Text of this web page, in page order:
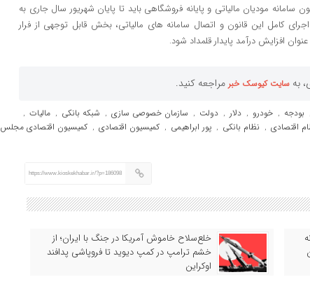
مودیان مالیاتی و پایانه فروشگاهی باید تا پایان شهریور سال جاری به
کامل این قانون و اتصال سامانه های مالیاتی، بخش قابل توجهی از فرار
افزایش درآمد پایدار قلمداد شود.
به سایت کیوسک خبر مراجعه کنید.
بودجه , خودرو , دلار , دولت , سازمان خصوصی سازی , شبکه بانکی , مالیات ,
اقتصادی , نظام بانکی , پور ابراهیمی , کمیسیون اقتصادی , کمیسیون اقتصادی مجلس
https://www.kioskekhabar.ir/?p=186098
خلع‌سلاح خاموش آمریکا در جنگ با ایران؛ از
خشم ترامپ در کمپ دیوید تا فروپاشی پدافند
اوکراین